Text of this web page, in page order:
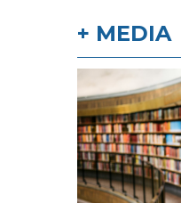
+ MEDIA